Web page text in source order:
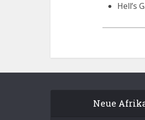
Hell’s
Neue